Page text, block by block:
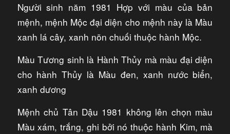
Người sinh năm 1981 Hợp với màu của bản
mệnh, mệnh Mộc đại diện cho mệnh này là Màu
xanh lá cây, xanh nõn chuối thuộc hành Mộc.
Màu Tương sinh là Hành Thủy mà màu đại diện
cho hành Thủy là Màu đen, xanh nước biển,
xanh dương
Mệnh chủ Tân Dậu 1981 không lên chọn màu
Màu xám, trắng, ghi bởi nó thuộc hành Kim, mà